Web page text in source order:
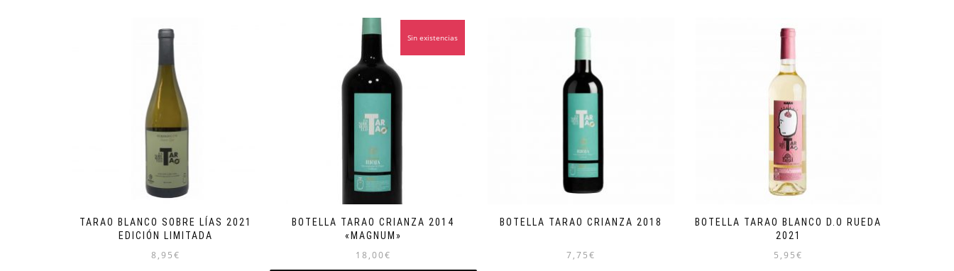
TARAO BLANCO SOBRE LÍAS 2021
EDICIÓN LIMITADA
8,95€
BOTELLA TARAO CRIANZA 2014
«MAGNUM»
18,00€
Sin existencias
BOTELLA TARAO CRIANZA 2018
7,75€
BOTELLA TARAO BLANCO D.O RUEDA
2021
5,95€